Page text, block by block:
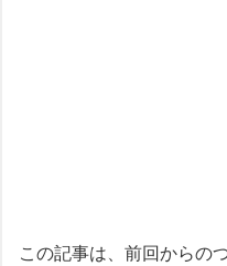
この記事は、前回からの